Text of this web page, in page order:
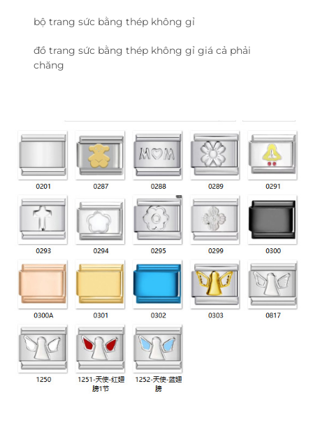
bộ trang sức bằng thép không gỉ
đồ trang sức bằng thép không gỉ giá cả phải
chăng